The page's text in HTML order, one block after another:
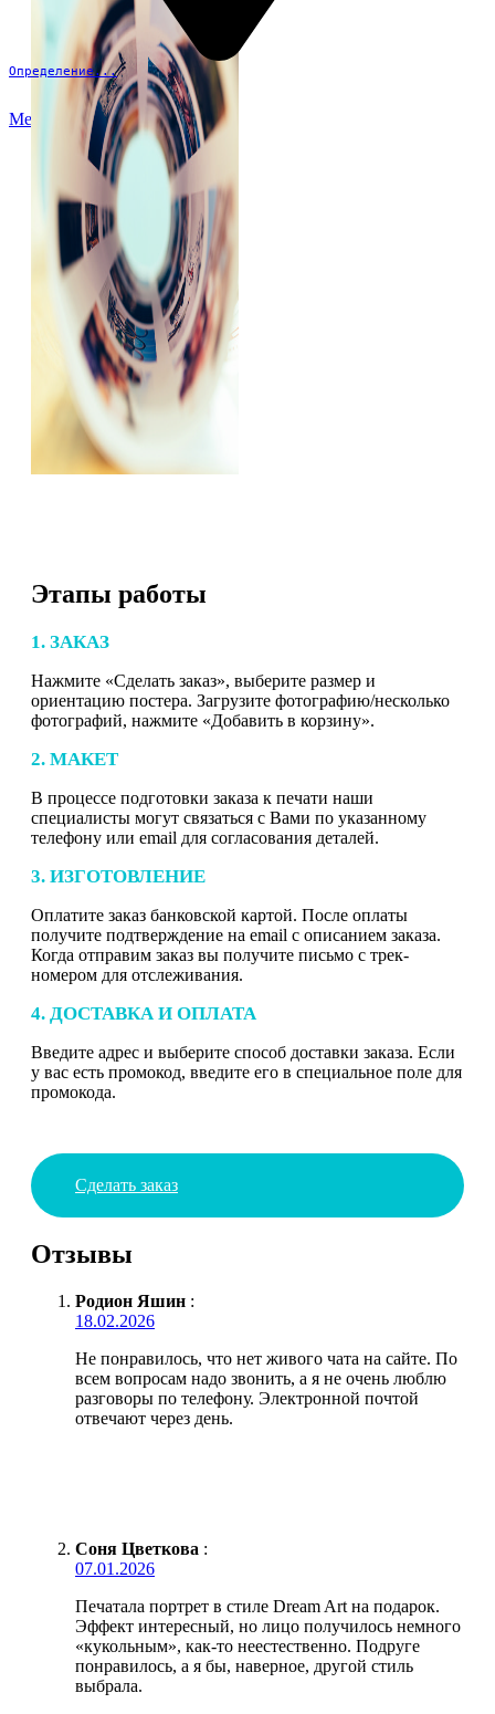
Определение...
Меню
Этапы работы
1. ЗАКАЗ
Нажмите «Сделать заказ», выберите размер и
ориентацию постера. Загрузите фотографию/несколько
фотографий, нажмите «Добавить в корзину».
2. МАКЕТ
В процессе подготовки заказа к печати наши
специалисты могут связаться с Вами по указанному
телефону или email для согласования деталей.
3. ИЗГОТОВЛЕНИЕ
Оплатите заказ банковской картой. После оплаты
получите подтверждение на email с описанием заказа.
Когда отправим заказ вы получите письмо с трек-
номером для отслеживания.
4. ДОСТАВКА И ОПЛАТА
Введите адрес и выберите способ доставки заказа. Если
у вас есть промокод, введите его в специальное поле для
промокода.
Сделать заказ
Отзывы
Родион Яшин :
18.02.2026
Не понравилось, что нет живого чата на сайте. По
всем вопросам надо звонить, а я не очень люблю
разговоры по телефону. Электронной почтой
отвечают через день.
Соня Цветкова :
07.01.2026
Печатала портрет в стиле Dream Art на подарок.
Эффект интересный, но лицо получилось немного
«кукольным», как-то неестественно. Подруге
понравилось, а я бы, наверное, другой стиль
выбрала.